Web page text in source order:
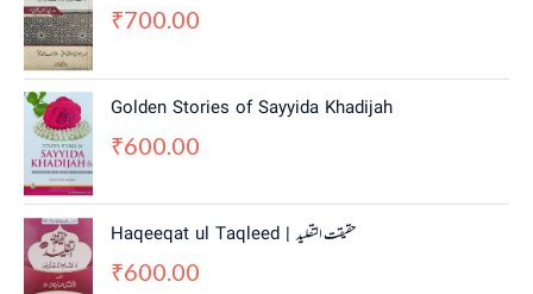
₹700.00
Golden Stories of Sayyida Khadijah
₹600.00
Haqeeqat ul Taqleed | حقیقت التقلید
₹600.00